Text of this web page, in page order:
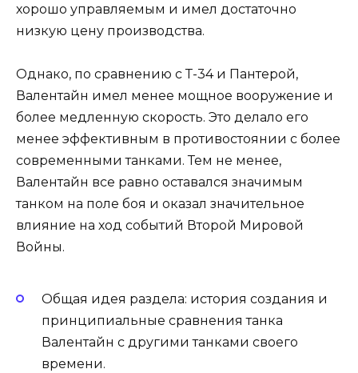
хорошо управляемым и имел достаточно
низкую цену производства.
Однако, по сравнению с Т-34 и Пантерой,
Валентайн имел менее мощное вооружение и
более медленную скорость. Это делало его
менее эффективным в противостоянии с более
современными танками. Тем не менее,
Валентайн все равно оставался значимым
танком на поле боя и оказал значительное
влияние на ход событий Второй Мировой
Войны.
Общая идея раздела: история создания и
принципиальные сравнения танка
Валентайн с другими танками своего
времени.